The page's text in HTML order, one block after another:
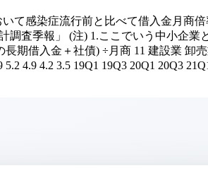
感染症流行前と比べて借入金月商
査季報」 (注) 1.ここでいう中小企
期借入金＋社債) ÷月商 11 建設業 卸
4.2 3.5 19Q1 19Q3 20Q1 20Q3